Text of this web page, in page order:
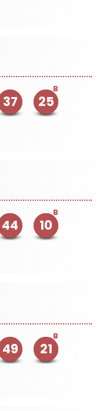
37
B
25
44
B
10
49
B
21